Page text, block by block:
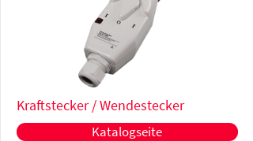
Kraftstecker / Wendestecker
Katalogseite